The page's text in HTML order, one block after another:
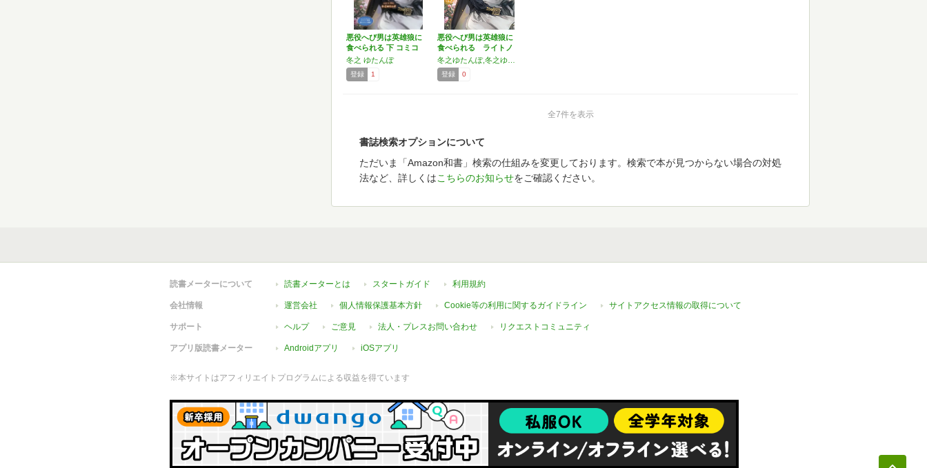
悪役へび男は英雄狼に
食べられる 下 コミコ
ミ…
冬之 ゆたんぽ
登録 1
悪役へび男は英雄狼に
食べられる ライトノ
ベル…
登録 0
全7件を表示
書誌検索オプションについて
ただいま「Amazon和書」検索の仕組みを変更しております。検索で本が見つからない場合の対処
法など、詳しくはこちらのお知らせをご確認ください。
読書メーターについて 読書メーターとは スタートガイド 利用規約
会社情報 運営会社 個人情報保護基本方針 Cookie等の利用に関するガイドライン サイトアクセス情報の取得について
サポート ヘルプ ご意見 法人・プレスお問い合わせ リクエストコミュニティ
アプリ版読書メーター Androidアプリ iOSアプリ
※本サイトはアフィリエイトプログラムによる収益を得ています